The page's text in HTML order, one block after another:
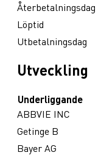
Återbetalningsdag
Löptid
Utbetalningsdag
Utveckling
Underliggande
ABBVIE INC
Getinge B
Bayer AG